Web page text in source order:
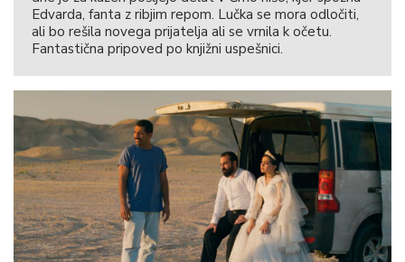
Edvarda, fanta z ribjim repom. Lučka se mora odločiti,
ali bo rešila novega prijatelja ali se vrnila k očetu.
Fantastična pripoved po knjižni uspešnici.